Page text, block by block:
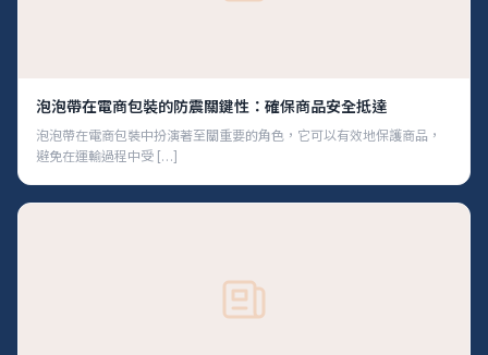
泡泡帶在電商包裝的防震關鍵性：確保商品安全抵達
泡泡帶在電商包裝中扮演著至關重要的角色，它可以有效地保護商品，
避免在運輸過程中受 […]